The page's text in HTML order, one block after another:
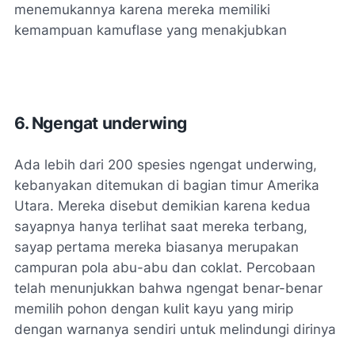
menemukannya karena mereka memiliki
kemampuan kamuflase yang menakjubkan
6. Ngengat underwing
Ada lebih dari 200 spesies ngengat underwing,
kebanyakan ditemukan di bagian timur Amerika
Utara. Mereka disebut demikian karena kedua
sayapnya hanya terlihat saat mereka terbang,
sayap pertama mereka biasanya merupakan
campuran pola abu-abu dan coklat. Percobaan
telah menunjukkan bahwa ngengat benar-benar
memilih pohon dengan kulit kayu yang mirip
dengan warnanya sendiri untuk melindungi dirinya